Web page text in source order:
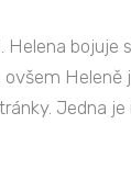
bojuje
Heleně
Jedna